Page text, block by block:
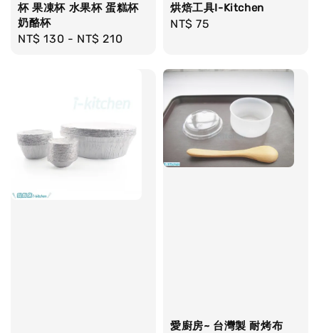
杯 果凍杯 水果杯 蛋糕杯
奶酪杯
Regular
NT$ 130 - NT$ 210
烘焙工具I-Kitchen
Regular
NT$ 75
愛廚房~ 台灣製 耐烤布